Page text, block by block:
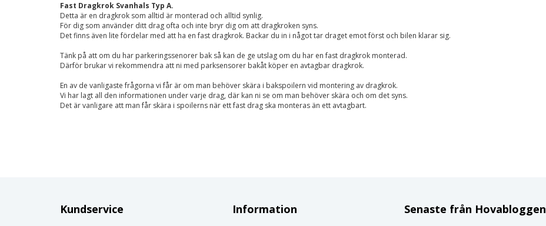
Fast Dragkrok Svanhals Typ A.
Detta är en dragkrok som alltid är monterad och alltid synlig.
För dig som använder ditt drag ofta och inte bryr dig om att dragkroken syns.
Det finns även lite fördelar med att ha en fast dragkrok. Backar du in i något tar draget emot först och bilen klarar sig.
Tänk på att om du har parkeringssenorer bak så kan de ge utslag om du har en fast dragkrok monterad.
Därför brukar vi rekommendra att ni med parksensorer bakåt köper en avtagbar dragkrok.
En av de vanligaste frågorna vi får är om man behöver skära i bakspoilern vid montering av dragkrok.
Vi har lagt all den informationen under varje drag, där kan ni se om man behöver skära och om det syns.
Det är vanligare att man får skära i spoilerns när ett fast drag ska monteras än ett avtagbart.
Kundservice Information Senaste från Hovabloggen